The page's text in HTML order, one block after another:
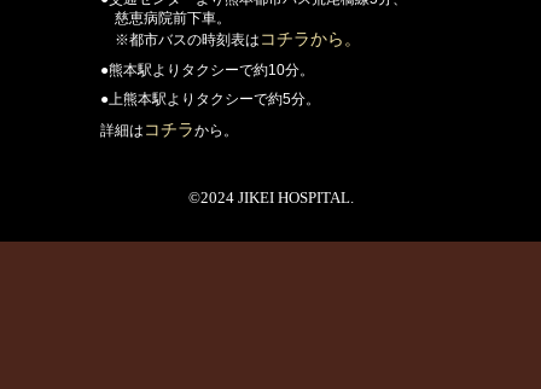
慈恵病院前下車。
※都市バスの時刻表は コチラから。
●熊本駅よりタクシーで約10分。
●上熊本駅よりタクシーで約5分。
詳細は コチラから。
©2024 JIKEI HOSPITAL.